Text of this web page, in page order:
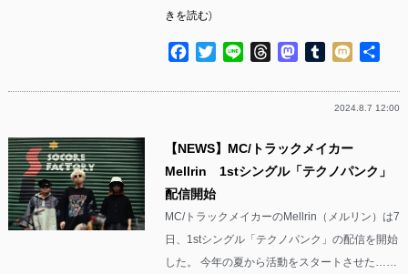
きを読む)
Facebook
TwitterLine ThreadsMastodon
Tumblr
Mixi
2024.8.7 12:00
【NEWS】MC/トラックメイカー
Mellrin 1stシングル「テクノパンク」
配信開始
MC/トラックメイカーのMellrin（メルリン）は7
日、1stシングル「テクノパンク」の配信を開始
した。 今年の夏から活動をスタートさせた……